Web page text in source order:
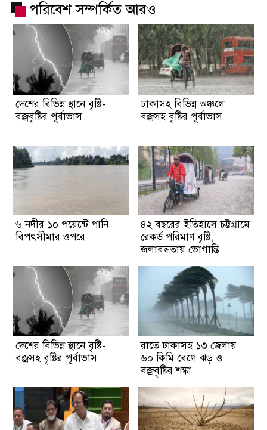
পরিবেশ সম্পর্কিত আরও
দেশের বিভিন্ন স্থানে বৃষ্টি-
বজ্রবৃষ্টির পূর্বাভাস
ঢাকাসহ বিভিন্ন অঞ্চলে
বজ্রসহ বৃষ্টির পূর্বাভাস
৬ নদীর ১০ পয়েন্টে পানি
বিপৎসীমার ওপরে
৪২ বছরের ইতিহাসে চট্টগ্রামে
রেকর্ড পরিমাণ বৃষ্টি,
জলাবদ্ধতায় ভোগান্তি
দেশের বিভিন্ন স্থানে বৃষ্টি-
বজ্রসহ বৃষ্টির পূর্বাভাস
রাতে ঢাকাসহ ১৩ জেলায়
৬০ কিমি বেগে ঝড় ও
বজ্রবৃষ্টির শঙ্কা